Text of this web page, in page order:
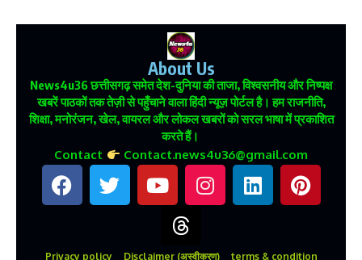
About Us
News4u36छत्तीसगढ़ समेत देश-दुनिया की ताजा, विश्वसनीय और निष्पक्ष
खबरें पाठकों तक तेज़ी से पहुँचाने वाला हिंदी न्यूज़ पोर्टल है। हम राजनीति,
शिक्षा, मनोरंजन, खेल, वायरल और लोकल खबरों को सरल भाषा में प्रकाशित
करते हैं।
Contact Contact.news4u36@gmail.com
Privacy policy Disclaimer (अस्वीकरण) terms & condition